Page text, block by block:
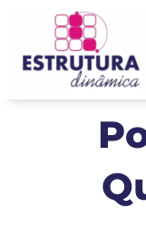
conteúdo